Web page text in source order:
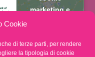
Cookie
di terze parti, per rendere
la tipologia di cookie
marketing e
abilitare questo